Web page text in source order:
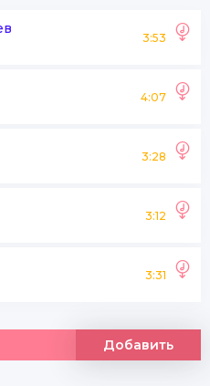
3:53
4:07
3:28
3:12
3:31
Добавить